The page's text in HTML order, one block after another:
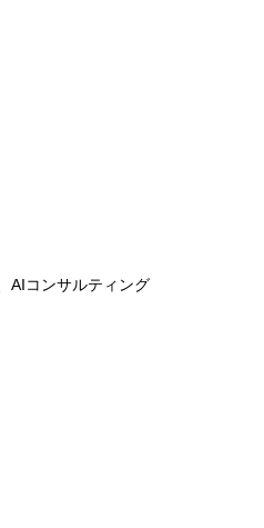
AIコンサルティング